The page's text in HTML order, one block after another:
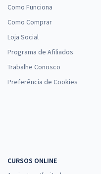
Como Funciona
Como Comprar
Loja Social
Programa de Afiliados
Trabalhe Conosco
Preferência de Cookies
CURSOS ONLINE